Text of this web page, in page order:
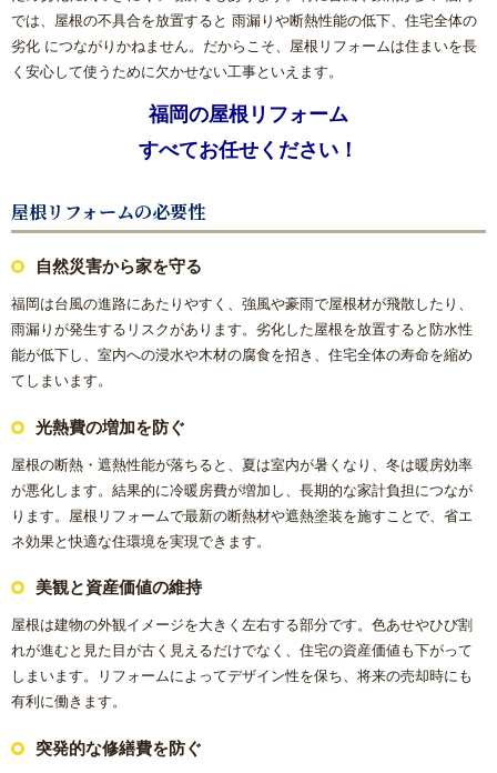
福岡リフォーム補助金情報｜2026年住宅省エネキャンペーン
対応
窓リフォーム（内窓・窓交換・断熱窓）
防犯対策リフォーム
遮熱対策リフォーム
内装リフォーム
バリアフリーリフォーム
熱中症対策リフォームの基礎知識｜住宅・倉庫・施設での暑
さ対策
浴室乾燥機の交換・後付け
では、屋根の不具合を放置すると 雨漏りや断熱性能の低下、住宅全体の
劣化 につながりかねません。だからこそ、屋根リフォームは住まいを長
く安心して使うために欠かせない工事といえます。
福岡の屋根リフォーム
すべてお任せください！
屋根リフォームの必要性
自然災害から家を守る
福岡は台風の進路にあたりやすく、強風や豪雨で屋根材が飛散したり、
雨漏りが発生するリスクがあります。劣化した屋根を放置すると防水性
能が低下し、室内への浸水や木材の腐食を招き、住宅全体の寿命を縮め
てしまいます。
光熱費の増加を防ぐ
屋根の断熱・遮熱性能が落ちると、夏は室内が暑くなり、冬は暖房効率
が悪化します。結果的に冷暖房費が増加し、長期的な家計負担につなが
ります。屋根リフォームで最新の断熱材や遮熱塗装を施すことで、省エ
ネ効果と快適な住環境を実現できます。
美観と資産価値の維持
屋根は建物の外観イメージを大きく左右する部分です。色あせやひび割
れが進むと見た目が古く見えるだけでなく、住宅の資産価値も下がって
しまいます。リフォームによってデザイン性を保ち、将来の売却時にも
有利に働きます。
突発的な修繕費を防ぐ